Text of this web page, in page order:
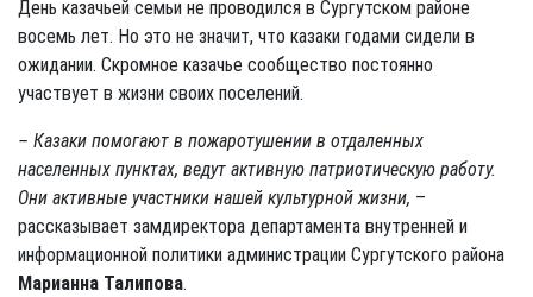
День казачьей семьи не проводился в Сургутском районе
восемь лет. Но это не значит, что казаки годами сидели в
ожидании. Скромное казачье сообщество постоянно
участвует в жизни своих поселений.
– Казаки помогают в пожаротушении в отдаленных
населенных пунктах, ведут активную патриотическую работу.
Они активные участники нашей культурной жизни, –
рассказывает замдиректора департамента внутренней и
информационной политики администрации Сургутского района
Марианна Талипова.